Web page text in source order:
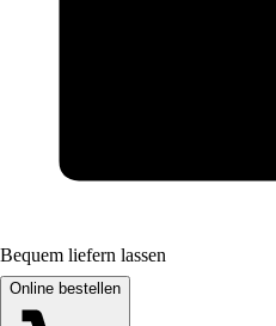
Bequem liefern lassen
Online bestellen